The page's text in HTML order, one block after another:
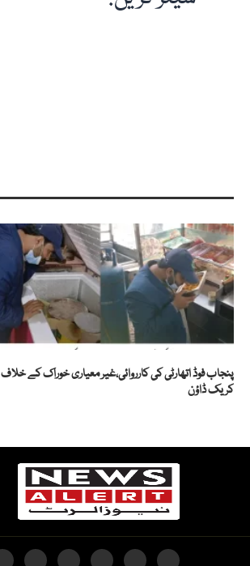
پنجاب فوڈ اتھارٹی کی کارروائی،غیر معیاری خوراک کے خلاف
کریک ڈاؤن